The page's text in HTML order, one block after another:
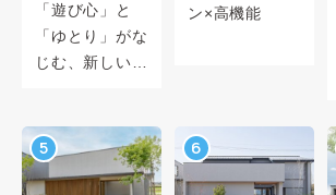
「遊び心」と
「ゆとり」がな
じむ、新しい暮
ン×高機能
5 6